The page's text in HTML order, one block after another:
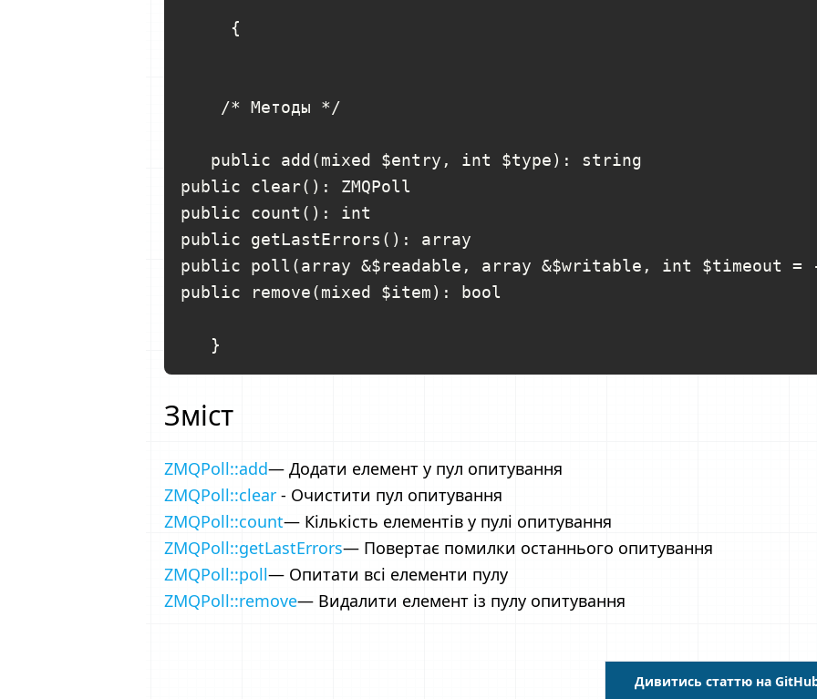
     {
    /* Методы */
   public add(mixed $entry, int $type): string
public clear(): ZMQPoll
public count(): int
public getLastErrors(): array
public poll(array &$readable, array &$writable, int $timeout
public remove(mixed $item): bool
Зміст
ZMQPoll::add— Додати елемент у пул опитування
ZMQPoll::clear - Очистити пул опитування
ZMQPoll::count— Кількість елементів у пулі опитування
ZMQPoll::getLastErrors— Повертає помилки останнього опитування
ZMQPoll::poll— Опитати всі елементи пулу
ZMQPoll::remove— Видалити елемент із пулу опитування
Дивитись статтю на